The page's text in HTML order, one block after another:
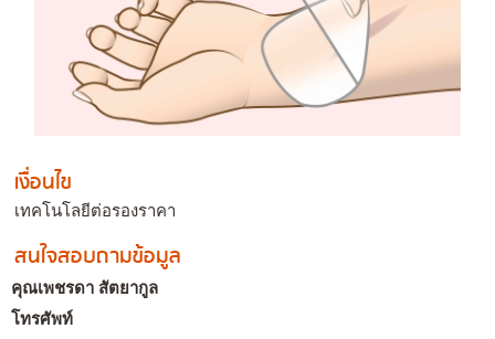
เงื่อนไข
เทคโนโลยีต่อรองราคา
สนใจสอบถามข้อมูล
คุณเพชรดา สัตยากูล
โทรศัพท์